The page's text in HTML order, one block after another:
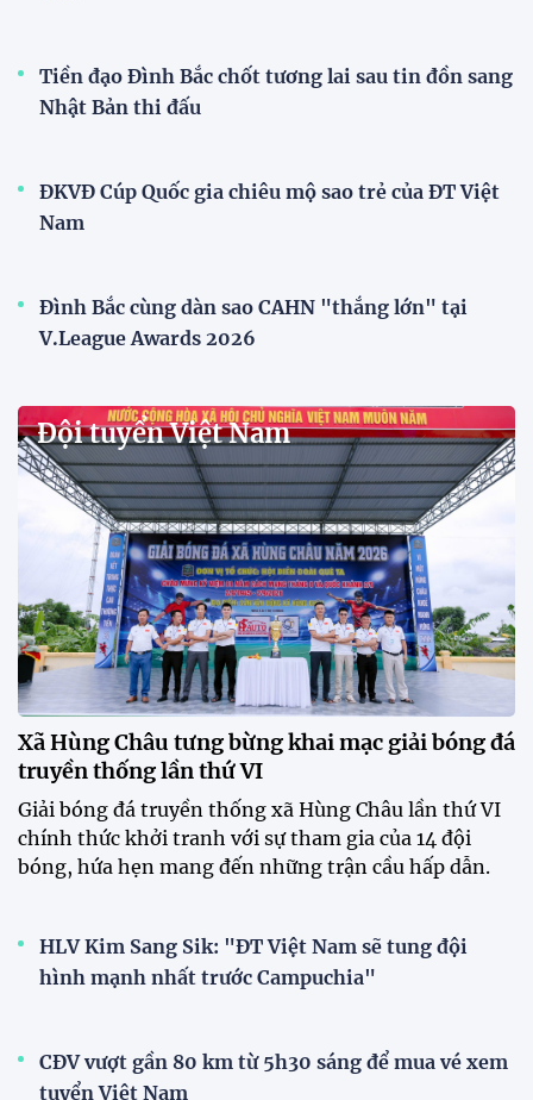
11:22 28/07/2026
nhà đầu tiên của ĐT Việt Nam
tại ASEAN Cup 2026
XSKT Đắk Lắk viết nên lịch sử
với chức vô địch VPL-S7
Tài Lộc trở lại, ĐT Việt Nam
"khổ luyện" dưới nắng gắt tại
Hà Nội
12:12 26/07/2026
HLV Kim Sang-sik: "Tuyển Việt
Nam sẽ mang sự tự tin này vào
trận gặp Singapore"
23:26 24/07/2026
Tiền đạo Đình Bắc: "Chiến
thắng này là thành quả của cả
tập thể"
XEM THÊM
V-League